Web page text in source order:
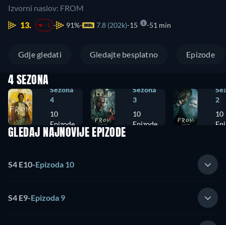
Izvorni naslov: FROM
13.
-1 91% 7.8 (202k) 15 51 min
Gdje gledati Gledajte besplatno Epizode
4 SEZONA
Sezona
4
10
Epizode
Sezona
3
10
Epizode
2
10
GLEDAJ NAJNOVIJE EPIZODE
S4 E10-Epizoda 10
S4 E9-Epizoda 9